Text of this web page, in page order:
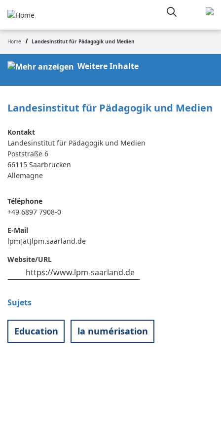
au
principal
Fil
d'Ariane
Home Landesinstitut für Pädagogik und Medien
Weitere Inhalte
Landesinstitut für Pädagogik und Medien
Landesinstitut für Pädagogik und Medien
Poststraße 6
66115 Saarbrücken
Allemagne
Téléphone
+49 6897 7908-0
E-Mail
lpm[at]lpm.saarland.de
Website/URL
https://www.lpm-saarland.de
Sujets
Education la numérisation